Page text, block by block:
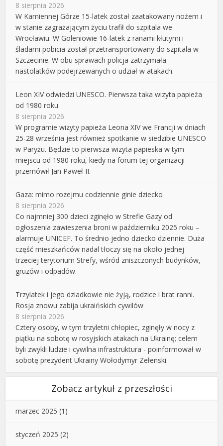
8 sierpnia 2026
W Kamiennej Górze 15-latek został zaatakowany nożem i
w stanie zagrażającym życiu trafił do szpitala we
Wrocławiu. W Goleniowie 16-latek z ranami kłutymi i
śladami pobicia został przetransportowany do szpitala w
Szczecinie. W obu sprawach policja zatrzymała
nastolatków podejrzewanych o udział w atakach.
Leon XIV odwiedzi UNESCO. Pierwsza taka wizyta papieża
od 1980 roku
8 sierpnia 2026
W programie wizyty papieża Leona XIV we Francji w dniach
25-28 września jest również spotkanie w siedzibie UNESCO
w Paryżu. Będzie to pierwsza wizyta papieska w tym
miejscu od 1980 roku, kiedy na forum tej organizacji
przemówił Jan Paweł II.
Gaza: mimo rozejmu codziennie ginie dziecko
8 sierpnia 2026
Co najmniej 300 dzieci zginęło w Strefie Gazy od
ogłoszenia zawieszenia broni w październiku 2025 roku –
alarmuje UNICEF. To średnio jedno dziecko dziennie. Duża
część mieszkańców nadal tłoczy się na około jednej
trzeciej terytorium Strefy, wśród zniszczonych budynków,
gruzów i odpadów.
Trzylatek i jego dziadkowie nie żyją, rodzice i brat ranni.
Rosja znowu zabija ukraińskich cywilów
8 sierpnia 2026
Cztery osoby, w tym trzyletni chłopiec, zginęły w nocy z
piątku na sobotę w rosyjskich atakach na Ukrainę; celem
byli zwykli ludzie i cywilna infrastruktura - poinformował w
sobotę prezydent Ukrainy Wołodymyr Zełenski.
Zobacz artykuł z przeszłości
marzec 2025 (1)
styczeń 2025 (2)